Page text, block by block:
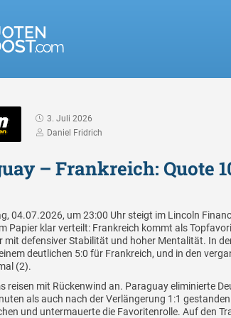
3. Juli 2026
Daniel Fridrich
– Frankreich: Quote
04.07.2026, um 23:00 Uhr steigt im Lincoln
Papier klar verteilt: Frankreich kommt als
mit defensiver Stabilität und hoher Mentalität. In
deutlichen 5:0 für Frankreich, und in den
(2).
reisen mit Rückenwind an. Paraguay eliminierte
als auch nach der Verlängerung 1:1
und untermauerte die Favoritenrolle. Auf den